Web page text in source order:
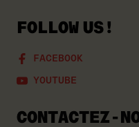
FOLLOW US!
FACEBOOK
YOUTUBE
CONTACTEZ-